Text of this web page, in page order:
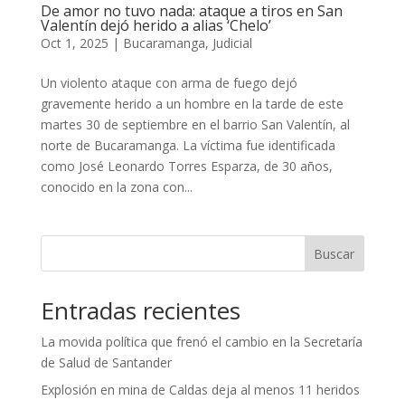
De amor no tuvo nada: ataque a tiros en San
Valentín dejó herido a alias ‘Chelo’
Oct 1, 2025 | Bucaramanga, Judicial
Un violento ataque con arma de fuego dejó
gravemente herido a un hombre en la tarde de este
martes 30 de septiembre en el barrio San Valentín, al
norte de Bucaramanga. La víctima fue identificada
como José Leonardo Torres Esparza, de 30 años,
conocido en la zona con...
Buscar
Entradas recientes
La movida política que frenó el cambio en la Secretaría
de Salud de Santander
Explosión en mina de Caldas deja al menos 11 heridos